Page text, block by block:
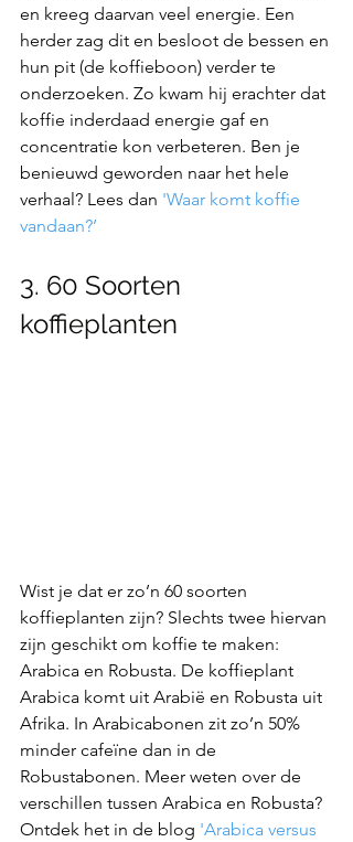
en kreeg daarvan veel energie. Een
herder zag dit en besloot de bessen en
hun pit (de koffieboon) verder te
onderzoeken. Zo kwam hij erachter dat
koffie inderdaad energie gaf en
concentratie kon verbeteren. Ben je
benieuwd geworden naar het hele
verhaal? Lees dan 'Waar komt koffie
vandaan?’
3. 60 Soorten
koffieplanten
Wist je dat er zo’n 60 soorten
koffieplanten zijn? Slechts twee hiervan
zijn geschikt om koffie te maken:
Arabica en Robusta. De koffieplant
Arabica komt uit Arabië en Robusta uit
Afrika. In Arabicabonen zit zo’n 50%
minder cafeïne dan in de
Robustabonen. Meer weten over de
verschillen tussen Arabica en Robusta?
Ontdek het in de blog 'Arabica versus